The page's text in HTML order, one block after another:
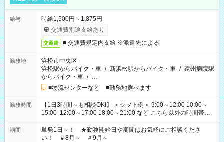
給与
時給1,500円～1,875円
交通費別途支給あり
交通費 ■ 交通費規定内支給 ※派遣先による
勤務地
浜松市中央区
浜松駅からバイク・車 / 新浜松駅からバイク・車 / 遠州病院駅
からバイク・車 / …
■物流センターなど ■勤務地選べます
勤務時間
【1日3時間～も相談OK!】 ＜シフト例＞ 9:00～12:00 10:00～
15:00 12:00～17:00 18:00～21:00 など こちら以外の時間帯も
お気軽にご相談ください！
期間
単発1日～！ ★勤務開始日や期間はお気軽にご相談くださ
い！ ＃8月～ ＃9月～